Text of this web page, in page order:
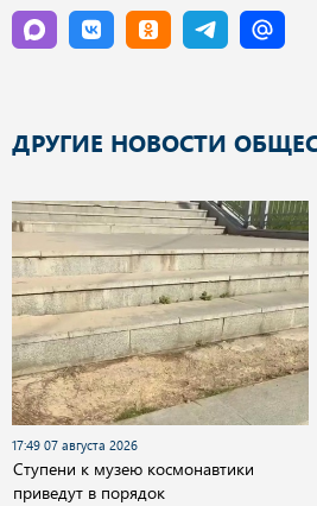
ДРУГИЕ НОВОСТИ
17:49 07 августа 2026
Cтупени к музею космонавтики
приведут в порядок